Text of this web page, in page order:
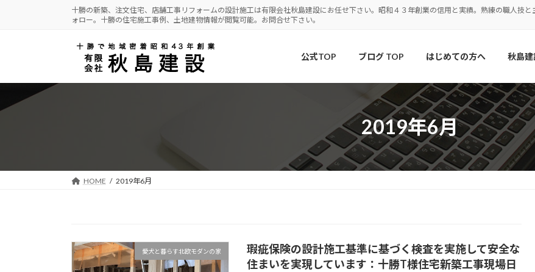
へ
キ
ョ
に
十勝の新築、注文住宅、店舗工事リフォームの設計施工は有限会社秋島建設にお任せ下さい。昭和４３年創業の信用と実績。熟練の職人技
ォロー。十勝の住宅施工事例、土地建物情報が閲覧可能。お問合せ下さい。
公式TOP ブログ TOP はじめての方へ 秋島
2019年6月
HOME 2019年6月
愛犬と暮らす北欧モダンの家
瑕疵保険の設計施工基準に基づく検査を実施して安全な
住まいを実現しています：十勝T様住宅新築工事現場日